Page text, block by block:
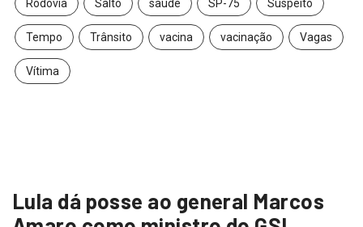
Rodovia Salto saúde SP-75 Suspeito
Tempo Trânsito vacina vacinação Vagas
Vítima
Lula dá posse ao general Marcos